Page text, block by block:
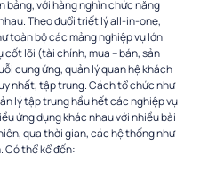
bảng, với hàng nghìn chức năng
Theo đuổi triết lý all-in-one,
toàn bộ các mảng nghiệp vụ lớn
lõi (tài chính, mua – bán, sản
cung ứng, quản lý quan hệ khách
nhất, tập trung. Cách tổ chức như
lý tập trung hầu hết các nghiệp vụ
ứng dụng khác nhau với nhiều bài
qua thời gian, các hệ thống như
Có thể kể đến: